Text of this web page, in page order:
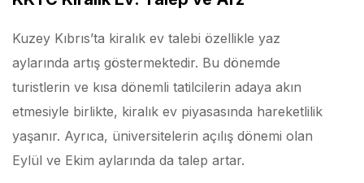
Kuzey Kıbrıs’ta kiralık ev talebi özellikle yaz
aylarında artış göstermektedir. Bu dönemde
turistlerin ve kısa dönemli tatilcilerin adaya akın
etmesiyle birlikte, kiralık ev piyasasında hareketlilik
yaşanır. Ayrıca, üniversitelerin açılış dönemi olan
Eylül ve Ekim aylarında da talep artar.